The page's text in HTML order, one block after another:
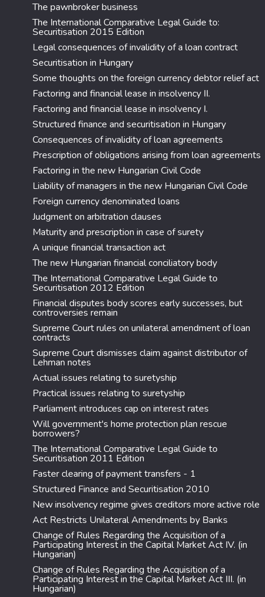
The pawnbroker business
The International Comparative Legal Guide to:
Securitisation 2015 Edition
Legal consequences of invalidity of a loan contract
Securitisation in Hungary
Some thoughts on the foreign currency debtor relief act
Factoring and financial lease in insolvency II.
Factoring and financial lease in insolvency I.
Structured finance and securitisation in Hungary
Consequences of invalidity of loan agreements
Prescription of obligations arising from loan agreements
Factoring in the new Hungarian Civil Code
Liability of managers in the new Hungarian Civil Code
Foreign currency denominated loans
Judgment on arbitration clauses
Maturity and prescription in case of surety
A unique financial transaction act
The new Hungarian financial conciliatory body
The International Comparative Legal Guide to
Securitisation 2012 Edition
Financial disputes body scores early successes, but
controversies remain
Supreme Court rules on unilateral amendment of loan
contracts
Supreme Court dismisses claim against distributor of
Lehman notes
Actual issues relating to suretyship
Practical issues relating to suretyship
Parliament introduces cap on interest rates
Will government's home protection plan rescue
borrowers?
The International Comparative Legal Guide to
Securitisation 2011 Edition
Faster clearing of payment transfers - 1
Structured Finance and Securitisation 2010
New insolvency regime gives creditors more active role
Act Restricts Unilateral Amendments by Banks
Change of Rules Regarding the Acquisition of a
Participating Interest in the Capital Market Act IV. (in
Hungarian)
Change of Rules Regarding the Acquisition of a
Participating Interest in the Capital Market Act III. (in
Hungarian)